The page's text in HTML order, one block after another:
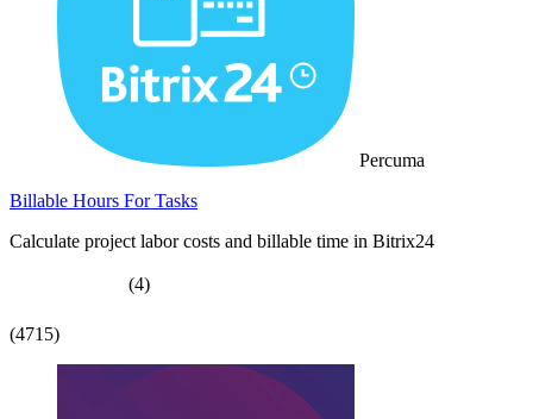
Percuma
Billable Hours For Tasks
Calculate project labor costs and billable time in Bitrix24
(4)
(4715)